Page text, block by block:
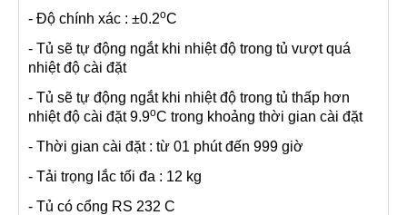
- Độ chính xác : ±0.2oC
- Tủ sẽ tự động ngắt khi nhiệt độ trong tủ vượt quá
nhiệt độ cài đặt
- Tủ sẽ tự động ngắt khi nhiệt độ trong tủ thấp hơn
nhiệt độ cài đặt 9.9oC trong khoảng thời gian cài đặt
- Thời gian cài đặt : từ 01 phút đến 999 giờ
- Tải trọng lắc tối đa : 12 kg
- Tủ có cổng RS 232 C